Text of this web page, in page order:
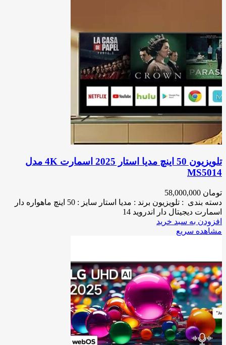
تلویزیون 50 اینچ مدیا استار 2025 اسمارت 4K مدل
MS5014
تومان
دسته بندی : تلویزیون برند : مدیا استار سایز : 50 اینچ ماهواره دار
اسمارت دیجیتال دار اندروید 14
افزودن به سبد خرید
مشاهده سریع